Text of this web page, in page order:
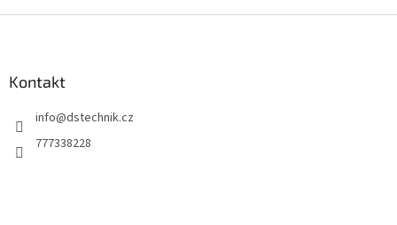
v
Kontakt
info@dstechnik.cz
777338228